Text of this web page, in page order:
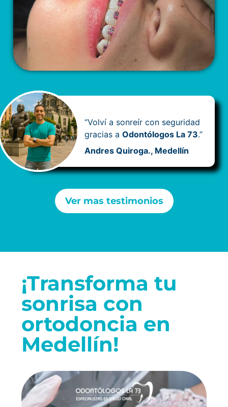
“Volví a sonreír con seguridad
gracias a Odontólogos La 73.”
Andres Quiroga., Medellín
Ver mas testimonios
¡Transforma tu
sonrisa con
ortodoncia en
Medellín!